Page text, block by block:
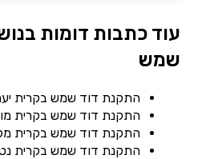
עוד כתבות דומות
שמש
התקנת דוד שמש בקרית
התקנת דוד שמש בקרית
התקנת דוד שמש בקרית
התקנת דוד שמש בקרית